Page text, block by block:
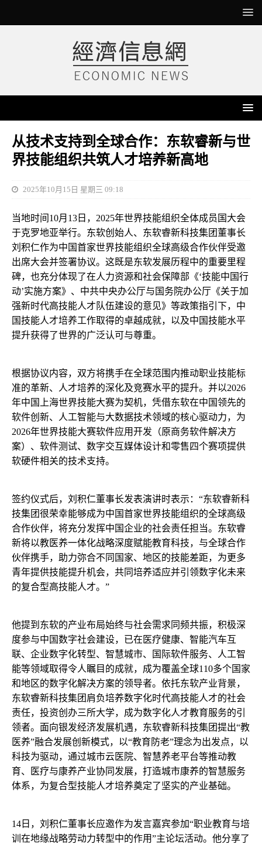
从技术支持到全球合作：东软睿新与世
界技能组织共筑人才培养新高地
2025年10月15日 星期三 09:18
当地时间10月13日，2025年世界技能组织全体成员国大会
于克罗地亚举行。东软创始人、东软睿新科技集团董事长
刘积仁作为中国首家世界技能组织全球高级合作伙伴受邀
出席大会并签署协议。这既是东软发展历程中的重要里程
碑，也充分体现了在人力资源和社会保障部《‘技能中国行
动’实施方案》、中共中央办公厅与国务院办公厅《关于加
强新时代高技能人才队伍建设的意见》等政策指引下，中
国技能人才培养工作取得的卓越成就，以及中国技能水平
提升获得了世界的广泛认可与尊重。
根据协议内容，双方将携手在全球范围内推动职业技能标
准的革新、人才培养的深化及竞赛水平的提升。并以2026
年中国上海世界技能大赛为契机，凭借东软在中国领先的
软件创新、人工智能与大数据技术领域的核心驱动力，为
2026年世界技能大赛软件应用开发（原商务软件解决方
案）、软件测试、数字交互媒体设计和零售四个赛项提供
软硬件相关的技术支持。
签约仪式后，刘积仁董事长发表演讲时表示：“东软睿新科
技集团很荣幸能够成为中国首家世界技能组织的全球高级
合作伙伴，将充分发挥中国企业的社会责任担当。东软睿
新将以教医养一体化战略深度赋能教育科技，与全球合作
伙伴携手，助力弥合不同国家、地区的技能差距，为更多
青年提供技能提升机会，共同培养适应并引领数字化未来
的复合型高技能人才。”
他提到东软的产业布局始终与社会需求同频共振，积极深
度参与中国数字社会建设，已在医疗健康、智能汽车互
联、企业数字化转型、智慧城市、国际软件服务、人工智
能等领域取得令人瞩目的成就，成为覆盖全球110多个国家
和地区的数字化解决方案的领导者。依托东软产业背景，
东软睿新科技集团肩负培养数字化时代高技能人才的社会
责任，投资创办三所大学，成为数字化人才教育服务的引
领者。面向银发经济发展机遇，东软睿新科技集团提出“教
医养”融合发展创新模式，以“教育防老”理念为出发点，以
科技为驱动，通过城市云医院、智慧养老平台等推动教
育、医疗与康养产业协同发展，打造城市康养的智慧服务
体系，为复合型技能人才培养奠定了坚实的产业基础。
14日，刘积仁董事长应邀作为发言嘉宾参加“职业教育与培
训在地缘战略劳动力转型中的作用”主论坛活动。他分享了